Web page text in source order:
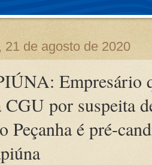
21 de agosto de 2020
Empresário
CGU por suspeita
Peçanha é pré-